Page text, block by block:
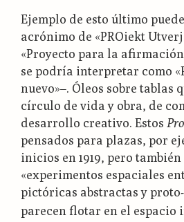
Ejemplo de esto último
acrónimo de «PROiekt
«Proyecto para la
se podría interpretar como
nuevo»–. Óleos sobre tablas
círculo de vida y obra, de
desarrollo creativo. Estos
pensados para plazas, por
inicios en 1919, pero también
«experimentos espaciales
pictóricas abstractas y
parecen flotar en el espacio